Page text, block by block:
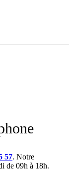
57. Notre
de 09h à 18h.